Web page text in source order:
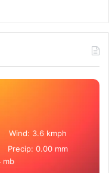
Wind: 3.6 kmph
Precip: 0.00 mm
mb